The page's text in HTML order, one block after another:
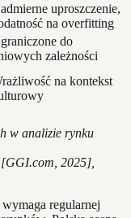
uproszczenie,
na overfitting
do
zależności
na kontekst
w analizie rynku
2025],
regularnej